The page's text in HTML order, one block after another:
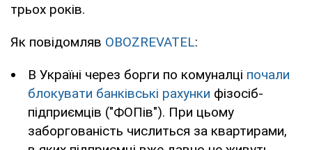
трьох років.
Як повідомляв OBOZREVATEL:
В Україні через борги по комуналці почали
блокувати банківські рахунки фізосіб-
підприємців ("ФОПів"). При цьому
заборгованість числиться за квартирами,